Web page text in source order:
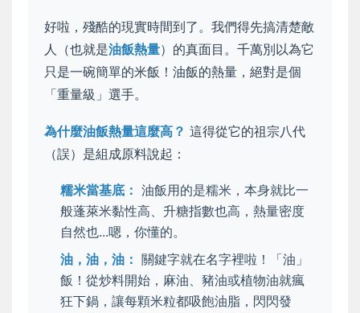
好啦，殘酷的現實時間到了。我們得先搞清楚敵
人（也就是油飯熱量）的真面目。千萬別以為它
只是一碗簡單的米飯！油飯的熱量，絕對是個
「重量級」選手。
為什麼油飯熱量這麼高？ 這得從它的祖宗八代
（誤）是組成原料說起：
糯米當基底： 油飯用的是糯米，本身就比一
般蓬萊米黏性高、升糖指數也高，熱量密度
自然也...嗯，你懂的。
油，油，油： 關鍵字就在名字裡啦！「油」
飯！從炒料開始，麻油、豬油或植物油就瘋
狂下鍋，讓每顆米粒都吸飽油脂，閃閃發